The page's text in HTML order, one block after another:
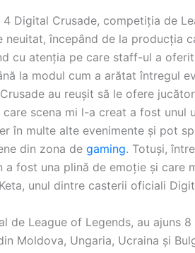
4 Digital Crusade, competiția de
neuitat, începând de la producția
cu atenția pe care staff-ul a
la modul cum a arătat întregul
au reușit să le ofere
scena mi l-a creat a fost unul
în multe alte evenimente și pot
din zona de gaming. Totuși,
a fost una plină de emoție și care
unul dintre casterii oficiali
de League of Legends, au ajuns
Moldova, Ungaria, Ucraina și